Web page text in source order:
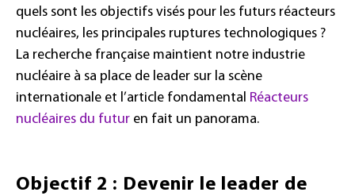
quels sont les objectifs visés pour les futurs réacteurs
nucléaires, les principales ruptures technologiques ?
La recherche française maintient notre industrie
nucléaire à sa place de leader sur la scène
internationale et l’article fondamental Réacteurs
nucléaires du futur en fait un panorama.
Objectif 2 : Devenir le leader de